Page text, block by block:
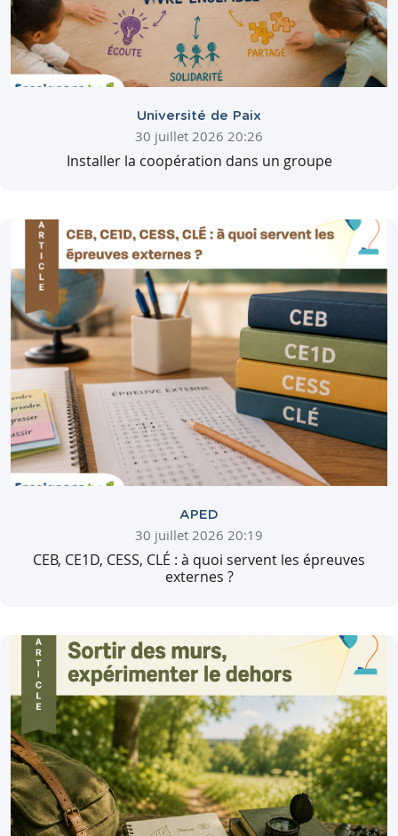
Université de Paix
30 juillet 2026 20:26
Installer la coopération dans un groupe
APED
30 juillet 2026 20:19
CEB, CE1D, CESS, CLÉ : à quoi servent les épreuves
externes ?